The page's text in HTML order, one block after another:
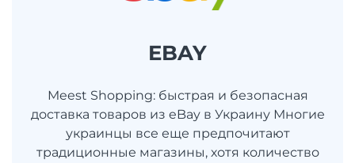
EBAY
Meest Shopping: быстрая и безопасная
доставка товаров из eBay в Украину Многие
украинцы все еще предпочитают
традиционные магазины, хотя количество